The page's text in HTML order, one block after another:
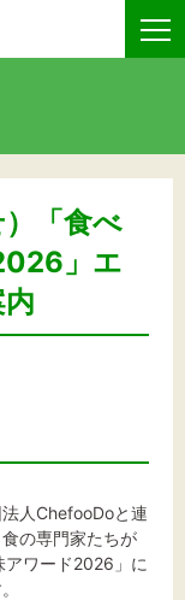
）「食べ
」エ
人ChefooDoと連
の専門家たちが
アワード2026」に